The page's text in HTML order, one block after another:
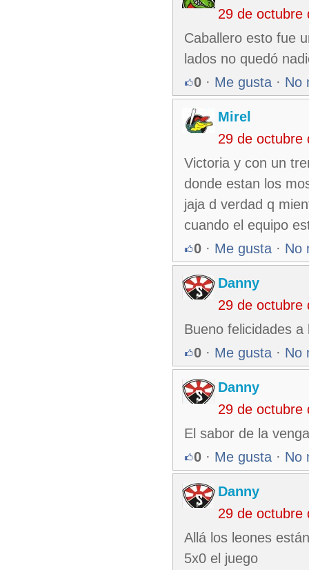
29 de octubre
Caballero esto fue
lados no quedó
0 · Me gusta · No
Mirel
29 de octubre
Victoria y con un
donde estan los
jaja d verdad q
cuando el equipo
0 · Me gusta · No
Danny
29 de octubre
Bueno felicidades a
0 · Me gusta · No
Danny
29 de octubre
El sabor de la
0 · Me gusta · No
Danny
29 de octubre
Allá los leones
5x0 el juego